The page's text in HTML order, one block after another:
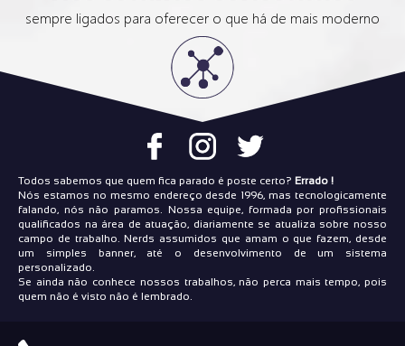
sempre ligados para oferecer o que há de mais moderno
Todos sabemos que quem fica parado é poste certo? Errado !
Nós estamos no mesmo endereço desde 1996, mas tecnologicamente
falando, nós não paramos. Nossa equipe, formada por profissionais
qualificados na área de atuação, diariamente se atualiza sobre nosso
campo de trabalho. Nerds assumidos que amam o que fazem, desde
um simples banner, até o desenvolvimento de um sistema
personalizado.
Se ainda não conhece nossos trabalhos, não perca mais tempo, pois
quem não é visto não é lembrado.